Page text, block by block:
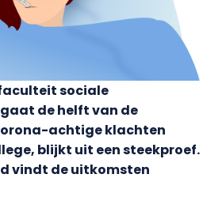
sociale
de helft van de
achtige klachten
blijkt uit een steekproef.
vindt de uitkomsten